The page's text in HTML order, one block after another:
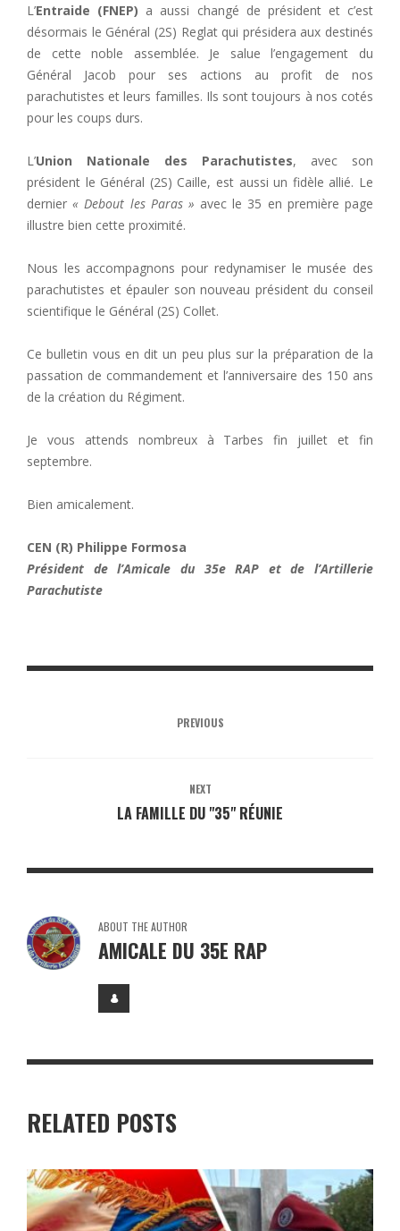
L’Entraide (FNEP) a aussi changé de président et c’est
désormais le Général (2S) Reglat qui présidera aux destinés
de cette noble assemblée. Je salue l’engagement du
Général Jacob pour ses actions au profit de nos
parachutistes et leurs familles. Ils sont toujours à nos cotés
pour les coups durs.
L’Union Nationale des Parachutistes, avec son
président le Général (2S) Caille, est aussi un fidèle allié. Le
dernier« Debout les Paras » avec le 35 en première page
illustre bien cette proximité.
Nous les accompagnons pour redynamiser le musée des
parachutistes et épauler son nouveau président du conseil
scientifique le Général (2S) Collet.
Ce bulletin vous en dit un peu plus sur la préparation de la
passation de commandement et l’anniversaire des 150 ans
de la création du Régiment.
Je vous attends nombreux à Tarbes fin juillet et fin
septembre.
Bien amicalement.
CEN (R) Philippe Formosa
Président de l’Amicale du 35e RAP et de l’Artillerie
Parachutiste
PREVIOUS
NEXT
LA FAMILLE DU "35" RÉUNIE
ABOUT THE AUTHOR
AMICALE DU 35E RAP
RELATED POSTS